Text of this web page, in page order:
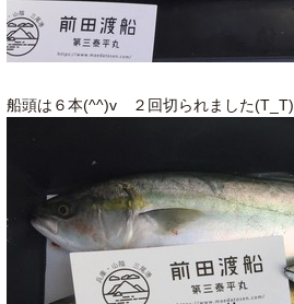
船頭は６本(^^)v ２回切られました(T_T)